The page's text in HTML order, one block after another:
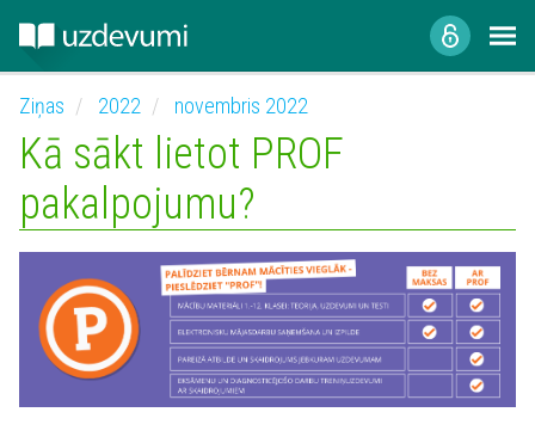
Ziņas 2022 novembris 2022
Kā sākt lietot PROF
pakalpojumu?